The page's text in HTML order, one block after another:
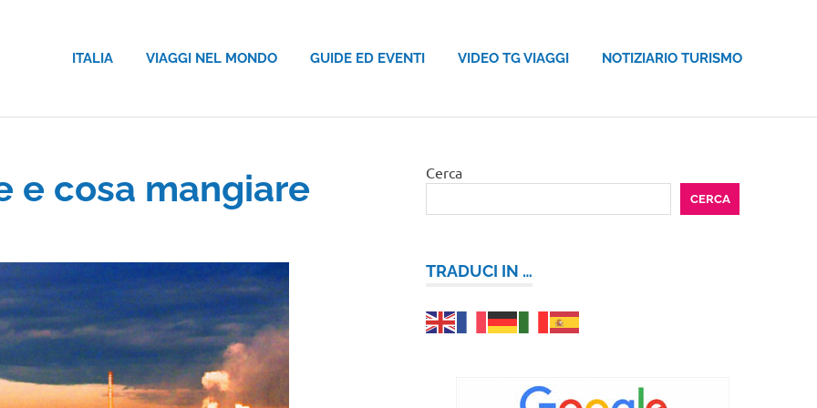
ITALIA VIAGGI NEL MONDO GUIDE ED EVENTI VIDEO TG VIAGGI NOTIZIARIO TURISMO
e cosa mangiare Cerca
CERCA
TRADUCI IN …